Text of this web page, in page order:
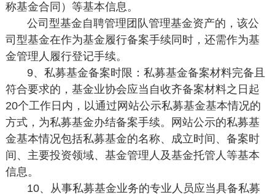
称基金合同）等基本信息。
公司型基金自聘管理团队管理基金资产的，该公
司型基金在作为基金履行备案手续同时，还需作为基
金管理人履行登记手续。
9、私募基金备案时限：私募基金备案材料完备且
符合要求的，基金业协会应当自收齐备案材料之日起
20个工作日内，以通过网站公示私募基金基本情况的
方式，为私募基金办结备案手续。网站公示的私募基
金基本情况包括私募基金的名称、成立时间、备案时
间、主要投资领域、基金管理人及基金托管人等基本
信息。
10、从事私募基金业务的专业人员应当具备私募